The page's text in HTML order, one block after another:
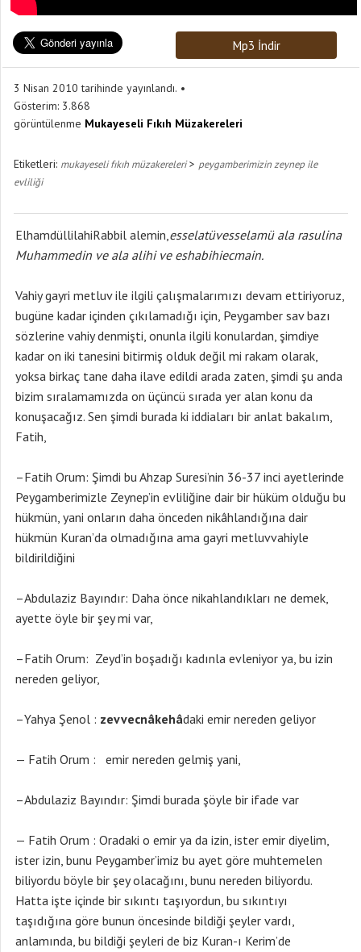
Mp3 İndir
3 Nisan 2010 tarihinde yayınlandı.
Gösterim: 3.868
görüntülenme Mukayeseli Fıkıh Müzakereleri
Etiketleri: mukayeseli fıkıh müzakereleri> peygamberimizin zeynep ile
evliliği
ElhamdüllilahiRabbil alemin,esselatüvesselamü ala rasulina
Muhammedin ve ala alihi ve eshabihiecmain.
Vahiy gayri metluv ile ilgili çalışmalarımızı devam ettiriyoruz,
bugüne kadar içinden çıkılamadığı için, Peygamber sav bazı
sözlerine vahiy denmişti, onunla ilgili konulardan, şimdiye
kadar on iki tanesini bitirmiş olduk değil mi rakam olarak,
yoksa birkaç tane daha ilave edildi arada zaten, şimdi şu anda
bizim sıralamamızda on üçüncü sırada yer alan konu da
konuşacağız. Sen şimdi burada ki iddiaları bir anlat bakalım,
Fatih,
–Fatih Orum: Şimdi bu Ahzap Suresi’nin 36-37 inci ayetlerinde
Peygamberimizle Zeynep’in evliliğine dair bir hüküm olduğu bu
hükmün, yani onların daha önceden nikâhlandığına dair
hükmün Kuran’da olmadığına ama gayri metluvvahiyle
bildirildiğini
–Abdulaziz Bayındır: Daha önce nikahlandıkları ne demek,
ayette öyle bir şey mi var,
–Fatih Orum: Zeyd’in boşadığı kadınla evleniyor ya, bu izin
nereden geliyor,
–Yahya Şenol : zevvecnâkehâdaki emir nereden geliyor
— Fatih Orum : emir nereden gelmiş yani,
–Abdulaziz Bayındır: Şimdi burada şöyle bir ifade var
— Fatih Orum : Oradaki o emir ya da izin, ister emir diyelim,
ister izin, bunu Peygamber’imiz bu ayet göre muhtemelen
biliyordu böyle bir şey olacağını, bunu nereden biliyordu.
Hatta işte içinde bir sıkıntı taşıyordun, bu sıkıntıyı
taşıdığına göre bunun öncesinde bildiği şeyler vardı,
anlamında, bu bildiği şeyleri de biz Kuran-ı Kerim’de